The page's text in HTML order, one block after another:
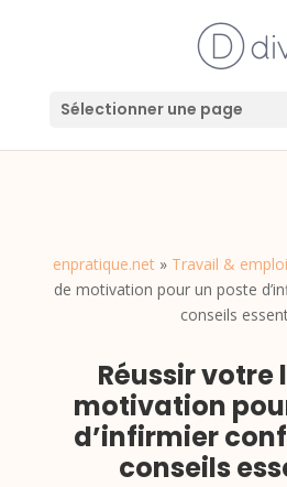
Sélectionner une page
enpratique.net» Travail & emploi
de motivation pour un poste
conseils
Réussir votre
motivation
d’infirmier
conseils